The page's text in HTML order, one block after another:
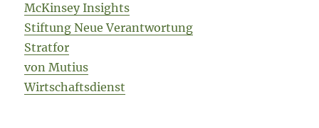
McKinsey Insights
Stiftung Neue Verantwortung
Stratfor
von Mutius
Wirtschaftsdienst